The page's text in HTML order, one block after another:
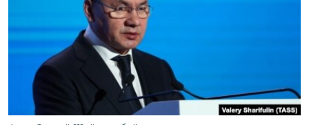
ГУЗОРИШҲОИ РАДИОӢ
Русский
ПАЙГИРӢ КУНЕД